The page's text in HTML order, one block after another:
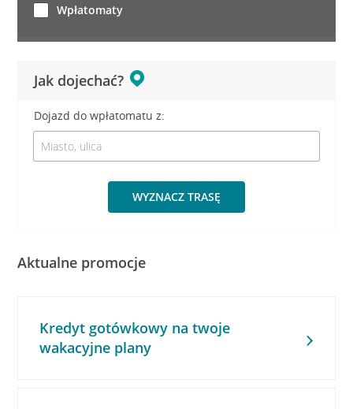
Jak dojechać?
Dojazd do wpłatomatu z:
WYZNACZ TRASĘ
Wpłatomaty
Aktualne promocje
Kredyt gotówkowy na twoje
wakacyjne plany